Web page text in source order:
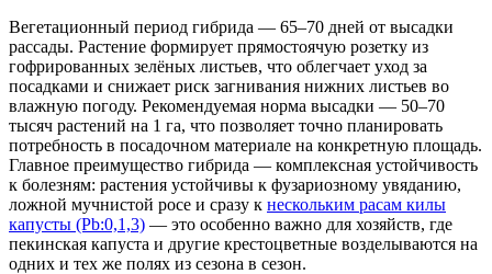
Вегетационный период гибрида — 65–70 дней от высадки
рассады. Растение формирует прямостоячую розетку из
гофрированных зелёных листьев, что облегчает уход за
посадками и снижает риск загнивания нижних листьев во
влажную погоду. Рекомендуемая норма высадки — 50–70
тысяч растений на 1 га, что позволяет точно планировать
потребность в посадочном материале на конкретную площадь.
Главное преимущество гибрида — комплексная устойчивость
к болезням: растения устойчивы к фузариозному увяданию,
ложной мучнистой росе и сразу к нескольким расам килы
капусты (Pb:0,1,3) — это особенно важно для хозяйств, где
пекинская капуста и другие крестоцветные возделываются на
одних и тех же полях из сезона в сезон.